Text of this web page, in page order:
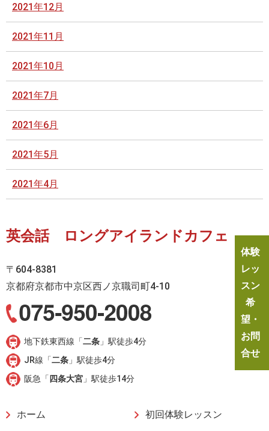
2021年12月
2021年11月
2021年10月
2021年7月
2021年6月
2021年5月
2021年4月
英会話 ロングアイランドカフェ
〒604-8381
京都府京都市中京区西ノ京職司町4-10
地下鉄東西線「二条 」駅徒歩4分
JR線「二条 」駅徒歩4分
阪急「 四条大宮 」駅徒歩14分
ホーム 初回体験レッスン
体験
レッ
スン
希
望・
お問
合せ